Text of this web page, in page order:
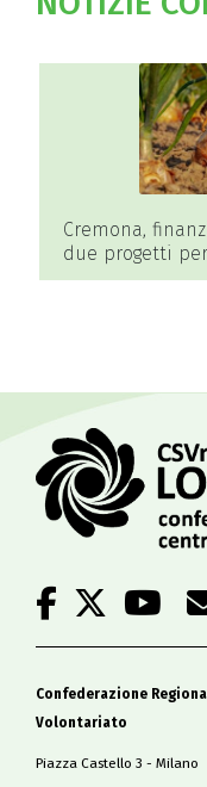
Cremona,
due progetti
all’educazione
Confederazione
Volontariato
Piazza Castello 3 - Milano